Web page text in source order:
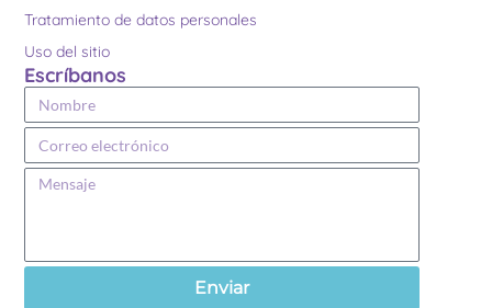
Tratamiento de datos personales
Uso del sitio
Escríbanos
Enviar